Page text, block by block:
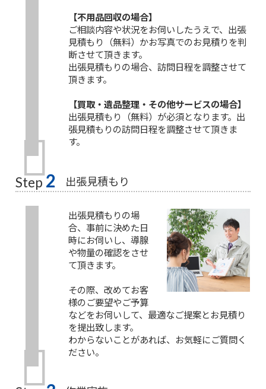
【不用品回収の場合】
ご相談内容や状況をお伺いしたうえで、出張
見積もり（無料）かお写真でのお見積りを判
断させて頂きます。
出張見積もりの場合、訪問日程を調整させて
頂きます。
【買取・遺品整理・その他サービスの場合】
出張見積もり（無料）が必須となります。出
張見積もりの訪問日程を調整させて頂きま
す。
Step 2 出張見積もり
出張見積もりの場
合、事前に決めた日
時にお伺いし、導腺
や物量の確認をさせ
て頂きます。
その際、改めてお客
様のご要望やご予算
などをお伺いして、最適なご提案とお見積り
を提出致します。
わからないことがあれば、お気軽にご質問く
ださい。